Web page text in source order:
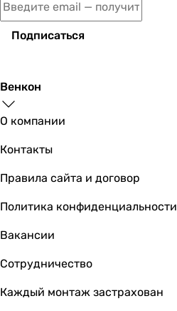
3 488грн
4 403грн
Подписаться
Венкон
О компании
Контакты
Правила сайта и договор
Политика конфиденциальности
Вакансии
Сотрудничество
Каждый монтаж застрахован